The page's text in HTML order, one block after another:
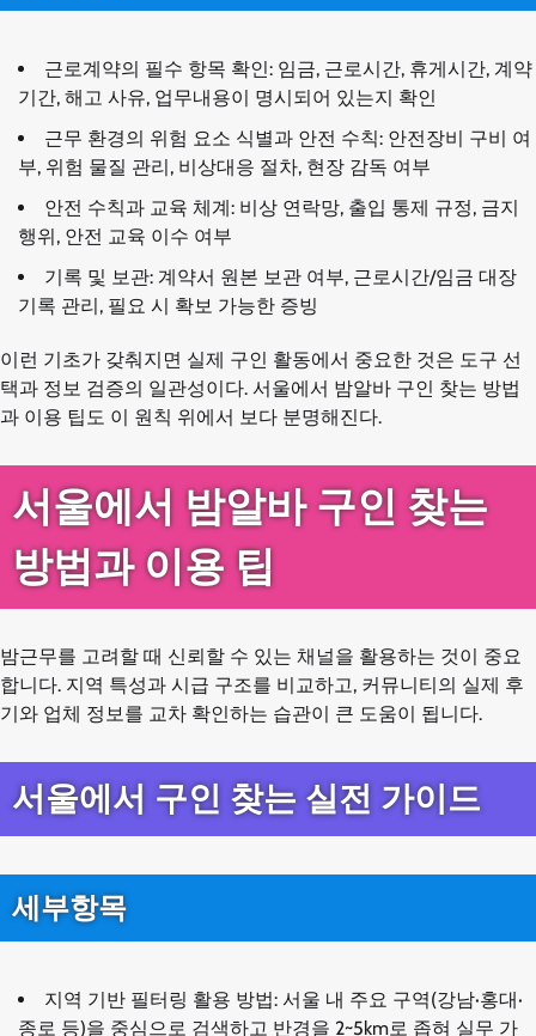
근로계약의 필수 항목 확인: 임금, 근로시간, 휴게시간, 계약
기간, 해고 사유, 업무내용이 명시되어 있는지 확인
근무 환경의 위험 요소 식별과 안전 수칙: 안전장비 구비 여
부, 위험 물질 관리, 비상대응 절차, 현장 감독 여부
안전 수칙과 교육 체계: 비상 연락망, 출입 통제 규정, 금지
행위, 안전 교육 이수 여부
기록 및 보관: 계약서 원본 보관 여부, 근로시간/임금 대장
기록 관리, 필요 시 확보 가능한 증빙
이런 기초가 갖춰지면 실제 구인 활동에서 중요한 것은 도구 선
택과 정보 검증의 일관성이다. 서울에서 밤알바 구인 찾는 방법
과 이용 팁도 이 원칙 위에서 보다 분명해진다.
서울에서 밤알바 구인 찾는
방법과 이용 팁
밤근무를 고려할 때 신뢰할 수 있는 채널을 활용하는 것이 중요
합니다. 지역 특성과 시급 구조를 비교하고, 커뮤니티의 실제 후
기와 업체 정보를 교차 확인하는 습관이 큰 도움이 됩니다.
서울에서 구인 찾는 실전 가이드
세부항목
지역 기반 필터링 활용 방법: 서울 내 주요 구역(강남·홍대·
종로 등)을 중심으로 검색하고 반경을 2~5km로 좁혀 실무 가